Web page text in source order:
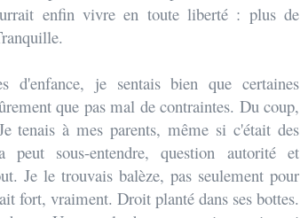
enfin vivre en toute liberté : plus de
d'enfance, je sentais bien que certaines
que pas mal de contraintes. Du coup,
tenais à mes parents, même si c'était des
sous-entendre, question autorité et
Je le trouvais balèze, pas seulement pour
fort, vraiment. Droit planté dans ses bottes.